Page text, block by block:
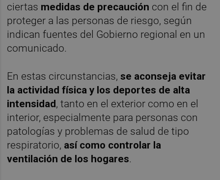
ciertas medidas de precaución con el fin de
proteger a las personas de riesgo, según
indican fuentes del Gobierno regional en un
comunicado.
En estas circunstancias,se aconseja evitar
la actividad física y los deportes de alta
intensidad, tanto en el exterior como en el
interior, especialmente para personas con
patologías y problemas de salud de tipo
respiratorio, así como controlar la
ventilación de los hogares.